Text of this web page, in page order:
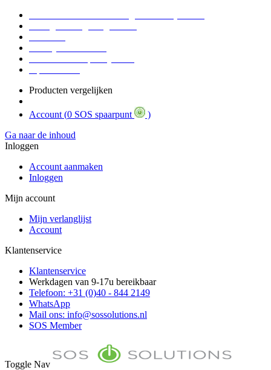
Producten vergelijken
Account (0 SOS spaarpunt
)
Ga naar de inhoud
Inloggen
Account aanmaken
Inloggen
Mijn account
Mijn verlanglijst
Account
Klantenservice
Klantenservice
Werkdagen van 9-17u bereikbaar
Telefoon: +31 (0)40 - 844 2149
WhatsApp
Mail ons: info@sossolutions.nl
SOS Member
Toggle Nav